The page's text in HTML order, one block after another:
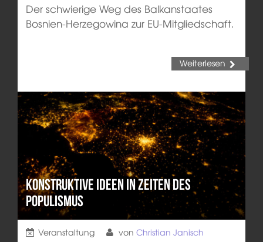
Der schwierige Weg des Balkanstaates
Bosnien-Herzegowina zur EU-Mitgliedschaft.
Weiterlesen
Konstruktive Ideen in Zeiten des
Populismus
Veranstaltung von Christian Janisch